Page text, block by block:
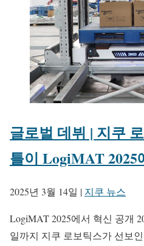
글로벌 데뷔 | 지쿠
틀이 LogiMAT 2025
2025년 3월 14일 | 지쿠 뉴스
LogiMAT 2025에서 혁신 공개
일까지 지쿠 로보틱스가 선보